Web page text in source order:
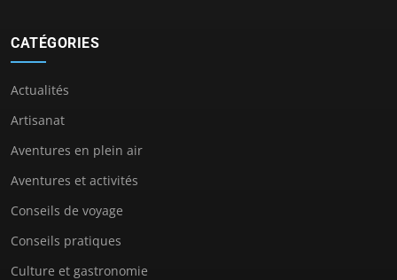
CATÉGORIES
Actualités
Artisanat
Aventures en plein air
Aventures et activités
Conseils de voyage
Conseils pratiques
Culture et gastronomie